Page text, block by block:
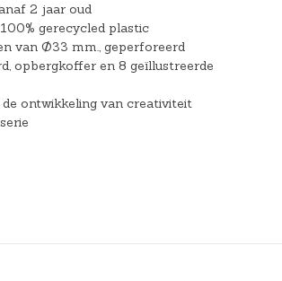
2 jaar oud
gerecycled plastic
van Ø33 mm., geperforeerd
opbergkoffer en 8 geïllustreerde
ontwikkeling van creativiteit